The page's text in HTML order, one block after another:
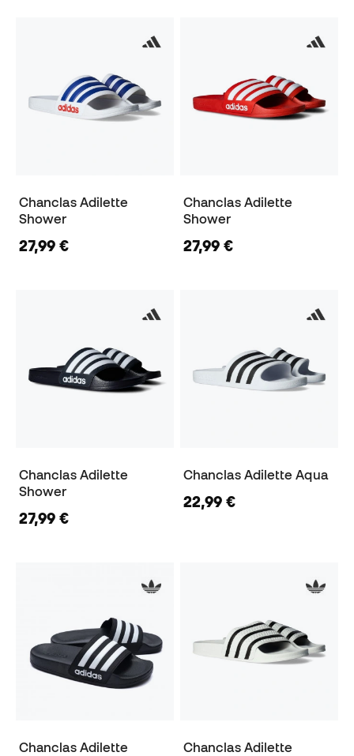
Chanclas Adilette
Shower
27,99 €
Chanclas Adilette
Shower
27,99 €
Chanclas Adilette
Shower
27,99 €
Chanclas Adilette Aqua
22,99 €
Chanclas Adilette
Chanclas Adilette